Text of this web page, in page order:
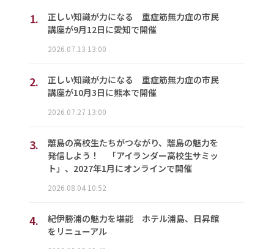
1.
正しい知識が力になる 重症筋無力症の市民
講座が9月12日に愛知で開催
2026.07.13 13:00
2.
正しい知識が力になる 重症筋無力症の市民
講座が10月3日に熊本で開催
2026.07.27 13:00
3.
離島の高校生たちがつながり、離島の魅力を
発信しよう！ 「アイランダー高校生サミッ
ト」、2027年1月にオンラインで開催
2026.08.04 10:52
4.
紀伊勝浦の魅力を堪能 ホテル浦島、日昇館
をリニューアル